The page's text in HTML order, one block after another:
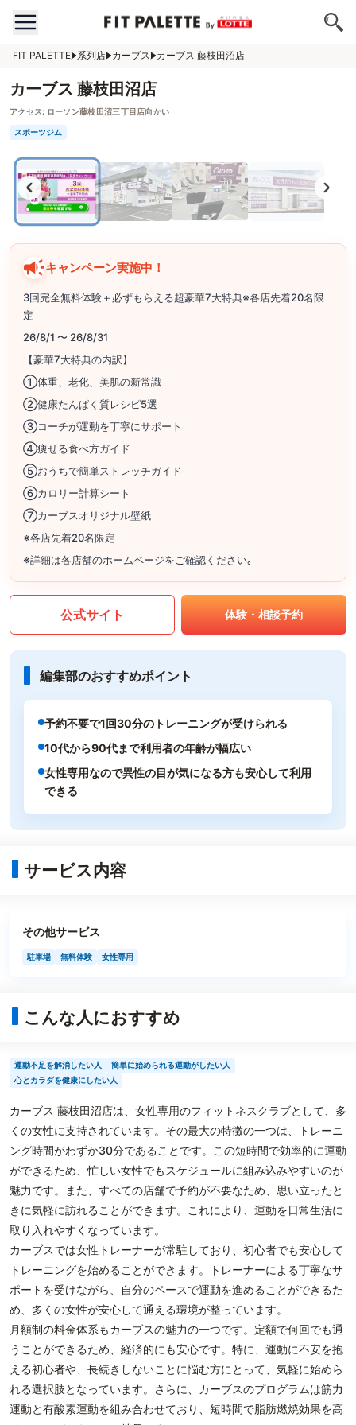
FIT PALETTE 系列店 カーブス カーブス 藤枝田沼店
カーブス 藤枝田沼店
アクセス: ローソン藤枝田沼三丁目店向かい
スポーツジム
キャンペーン実施中！
3回完全無料体験＋必ずもらえる超豪華7大特典※各店先着20名限
定
26/8/1 〜 26/8/31
【豪華7大特典の内訳】
①体重、老化、美肌の新常識
②健康たんぱく質レシピ5選
③コーチが運動を丁寧にサポート
④痩せる食べ方ガイド
⑤おうちで簡単ストレッチガイド
⑥カロリー計算シート
⑦カーブスオリジナル壁紙
※各店先着20名限定
※詳細は各店舗のホームページをご確認ください｡
公式サイト 体験・相談予約
編集部のおすすめポイント
予約不要で1回30分のトレーニングが受けられる
10代から90代まで利用者の年齢が幅広い
女性専用なので異性の目が気になる方も安心して利用
できる
サービス内容
その他サービス
駐車場 無料体験 女性専用
こんな人におすすめ
運動不足を解消したい人
簡単に始められる運動がしたい人
心とカラダを健康にしたい人
カーブス 藤枝田沼店は、女性専用のフィットネスクラブとして、多
くの女性に支持されています。その最大の特徴の一つは、トレーニ
ング時間がわずか30分であることです。この短時間で効率的に運動
ができるため、忙しい女性でもスケジュールに組み込みやすいのが
魅力です。また、すべての店舗で予約が不要なため、思い立ったと
きに気軽に訪れることができます。これにより、運動を日常生活に
取り入れやすくなっています。
カーブスでは女性トレーナーが常駐しており、初心者でも安心して
トレーニングを始めることができます。トレーナーによる丁寧なサ
ポートを受けながら、自分のペースで運動を進めることができるた
め、多くの女性が安心して通える環境が整っています。
月額制の料金体系もカーブスの魅力の一つです。定額で何回でも通
うことができるため、経済的にも安心です。特に、運動に不安を抱
える初心者や、長続きしないことに悩む方にとって、気軽に始めら
れる選択肢となっています。さらに、カーブスのプログラムは筋力
運動と有酸素運動を組み合わせており、短時間で脂肪燃焼効果を高